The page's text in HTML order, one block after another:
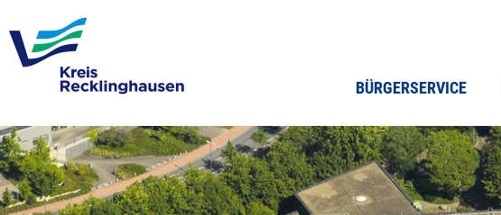
BÜRGERSERVICE